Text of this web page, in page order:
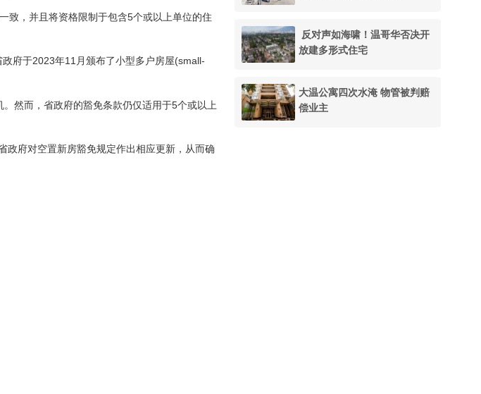
致，并且将资格限制于包含5个或以上单位的住
政府于2023年11月颁布了小型多户房屋(small-
然而，省政府的豁免条款仍仅适用于5个或以上
政府对空置新房豁免规定作出相应更新，从而确
反对声如海啸！温哥华否决开
放建多形式住宅
大温公寓四次水淹 物管被判赔
偿业主